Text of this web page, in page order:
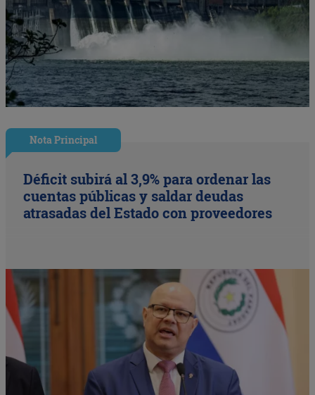
Nota Principal
Déficit subirá al 3,9% para ordenar las
cuentas públicas y saldar deudas
atrasadas del Estado con proveedores